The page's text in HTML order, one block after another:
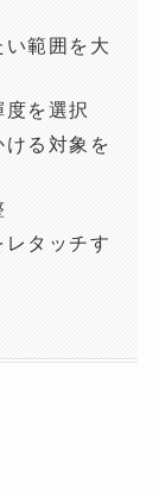
範囲を大
を選択
る対象を
タッチす